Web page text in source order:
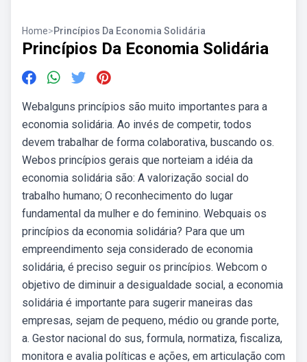
Home>Princípios Da Economia Solidária
Princípios Da Economia Solidária
Webalguns princípios são muito importantes para a
economia solidária. Ao invés de competir, todos
devem trabalhar de forma colaborativa, buscando os.
Webos princípios gerais que norteiam a idéia da
economia solidária são: A valorização social do
trabalho humano; O reconhecimento do lugar
fundamental da mulher e do feminino. Webquais os
princípios da economia solidária? Para que um
empreendimento seja considerado de economia
solidária, é preciso seguir os princípios. Webcom o
objetivo de diminuir a desigualdade social, a economia
solidária é importante para sugerir maneiras das
empresas, sejam de pequeno, médio ou grande porte,
a. Gestor nacional do sus, formula, normatiza, fiscaliza,
monitora e avalia políticas e ações, em articulação com